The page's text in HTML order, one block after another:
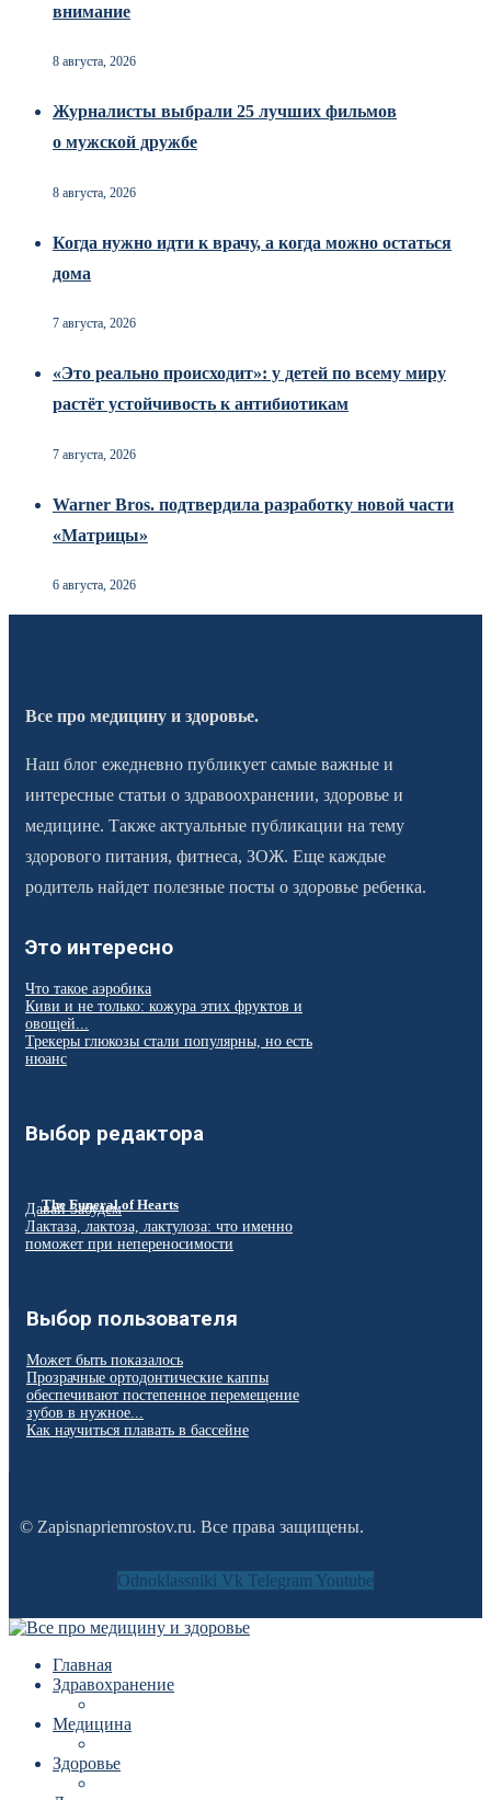
внимание
8 августа, 2026
Журналисты выбрали 25 лучших фильмов
о мужской дружбе
8 августа, 2026
Когда нужно идти к врачу, а когда можно остаться
дома
7 августа, 2026
«Это реально происходит»: у детей по всему миру
растёт устойчивость к антибиотикам
7 августа, 2026
Warner Bros. подтвердила разработку новой части
«Матрицы»
6 августа, 2026
Все про медицину и здоровье.
Наш блог ежедневно публикует самые важные и
интересные статьи о здравоохранении, здоровье и
медицине. Также актуальные публикации на тему
здорового питания, фитнеса, ЗОЖ. Еще каждые
родитель найдет полезные посты о здоровье ребенка.
Это интересно
Что такое аэробика
Киви и не только: кожура этих фруктов и
овощей...
Трекеры глюкозы стали популярны, но есть
нюанс
Выбор редактора
The Funeral of Hearts
Давай Забудем
Лактаза, лактоза, лактулоза: что именно
поможет при непереносимости
Выбор пользователя
Может быть показалось
Прозрачные ортодонтические каппы
обеспечивают постепенное перемещение
зубов в нужное...
Как научиться плавать в бассейне
© Zapisnapriemrostov.ru. Все права защищены.
Odnoklassniki Vk Telegram Youtube
Главная
Здравохранение
Медицина
Здоровье